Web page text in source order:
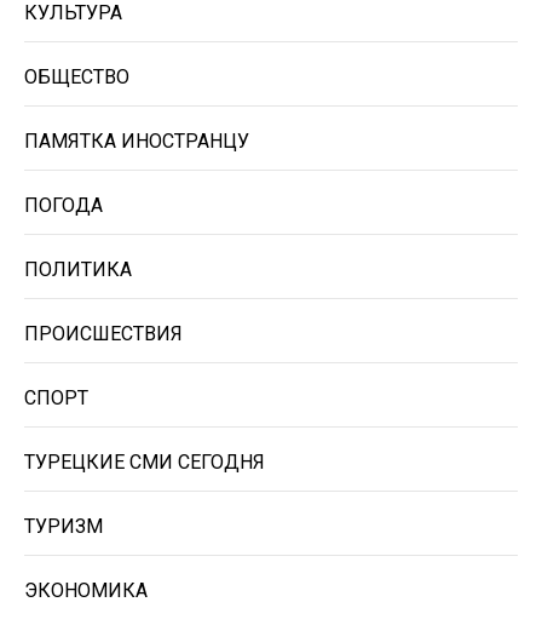
КУЛЬТУРА
ОБЩЕСТВО
ПАМЯТКА ИНОСТРАНЦУ
ПОГОДА
ПОЛИТИКА
ПРОИСШЕСТВИЯ
СПОРТ
ТУРЕЦКИЕ СМИ СЕГОДНЯ
ТУРИЗМ
ЭКОНОМИКА